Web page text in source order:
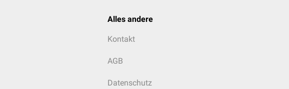
Alles andere
Kontakt
AGB
Datenschutz